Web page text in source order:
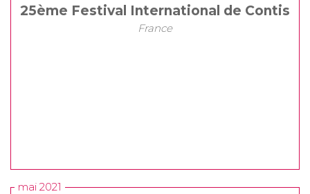
25ème Festival International de Contis
France
mai 2021